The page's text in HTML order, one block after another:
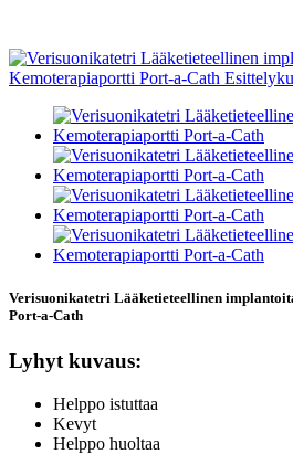
Verisuonikatetri Lääketieteellinen
Port-a-Cath
Lyhyt kuvaus:
Helppo istuttaa
Kevyt
Helppo huoltaa